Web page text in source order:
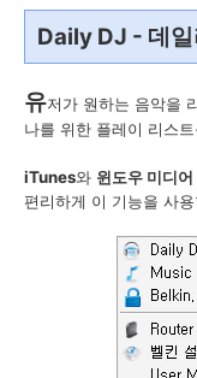
Daily DJ - 데
유저가 원하는 음악을
나를 위한 플레이 리스
iTunes와 윈도우 미디
편리하게 이 기능을 사